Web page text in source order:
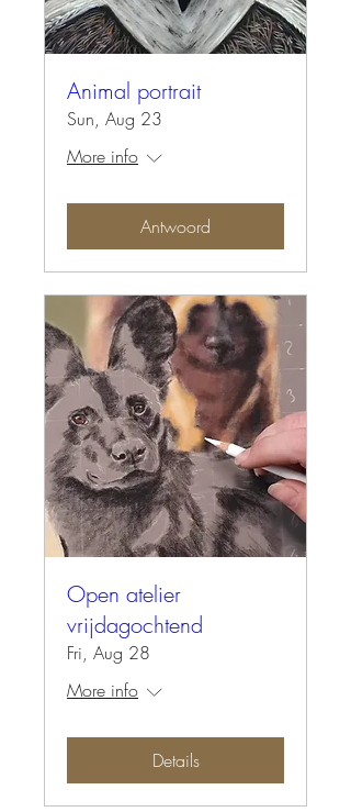
Animal portrait
Sun, Aug 23
More info
Antwoord
Open atelier
vrijdagochtend
Fri, Aug 28
More info
Details